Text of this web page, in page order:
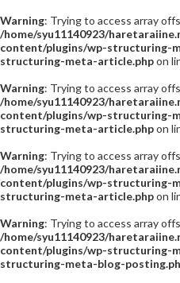
Warning: Trying to access array
/home/syu11140923/
content/plugins/wp-structuring-
structuring-meta-article.phpon
Warning: Trying to access array
/home/syu11140923/
content/plugins/wp-structuring-
structuring-meta-article.phpon
Warning: Trying to access array
/home/syu11140923/
content/plugins/wp-structuring-
structuring-meta-article.phpon
Warning: Trying to access array
/home/syu11140923/
content/plugins/wp-structuring-
structuring-meta-blog-